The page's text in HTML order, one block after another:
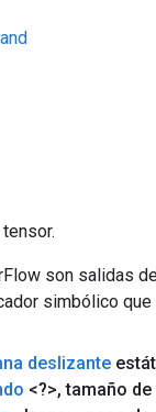
son salidas
simbólico
deslizante
<?>, tamaño